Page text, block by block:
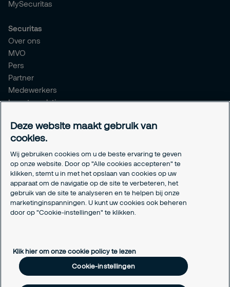
MySecuritas
Securitas
Over ons
MVO
Pers
Partner
Medewerkers
Investor relations
Certificeringen
Aanmeldformulieren installatiepartners
Juridisch
Privacyverklaring
Algemene voorwaarden
Responsible disclosure
Cookie-instellingen
Deze website maakt gebruik van
cookies.
Wij gebruiken cookies om u de beste ervaring te geven
op onze website. Door op "Alle cookies accepteren" te
klikken, stemt u in met het opslaan van cookies op uw
apparaat om de navigatie op de site te verbeteren, het
gebruik van de site te analyseren en te helpen bij onze
marketinginspanningen. U kunt uw cookies ook beheren
door op "Cookie-instellingen" te klikken.
Klik hier om onze cookie policy te lezen
Cookie-instellingen